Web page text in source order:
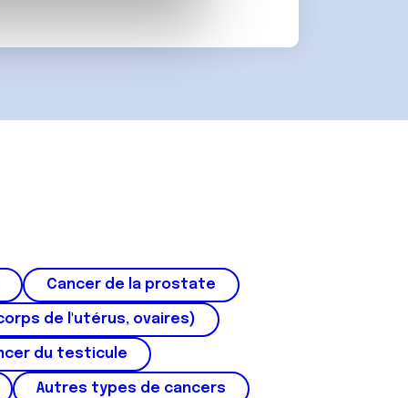
informations que
Cancer de la prostate
de l'utérus, ovaires)
du testicule
Autres types de cancers